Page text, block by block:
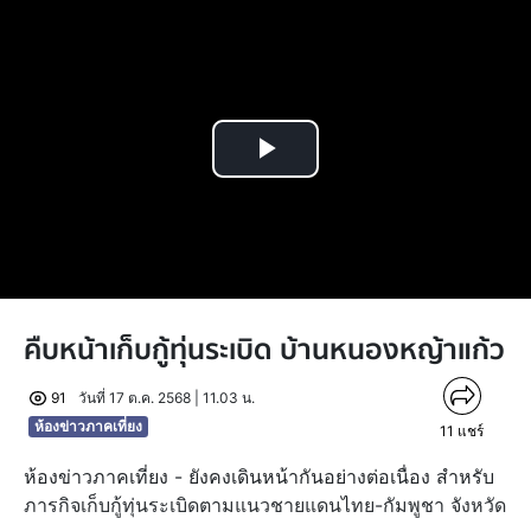
Play
คืบหน้าเก็บกู้ทุ่นระเบิด บ้านหนองหญ้าแก้ว
91
วันที่ 17 ต.ค. 2568 | 11.03 น.
ห้องข่าวภาคเที่ยง
11 แชร์
ห้องข่าวภาคเที่ยง - ยังคงเดินหน้ากันอย่างต่อเนื่อง สำหรับ
ภารกิจเก็บกู้ทุ่นระเบิดตามแนวชายแดนไทย-กัมพูชา จังหวัด